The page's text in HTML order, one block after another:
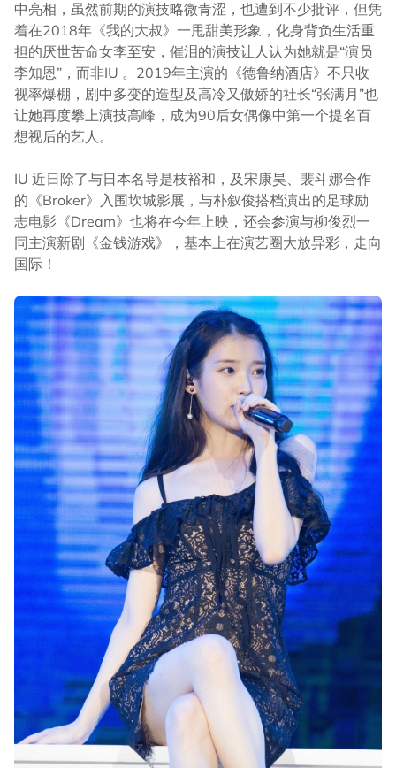
中亮相，虽然前期的演技略微青涩，也遭到不少批评，但凭
着在2018年《我的大叔》一甩甜美形象，化身背负生活重
担的厌世苦命女李至安，催泪的演技让人认为她就是“演员
李知恩”，而非IU 。2019年主演的《德鲁纳酒店》不只收
视率爆棚，剧中多变的造型及高冷又傲娇的社长“张满月”也
让她再度攀上演技高峰，成为90后女偶像中第一个提名百
想视后的艺人。
IU 近日除了与日本名导是枝裕和，及宋康昊、裴斗娜合作
的《Broker》入围坎城影展，与朴叙俊搭档演出的足球励
志电影《Dream》也将在今年上映，还会参演与柳俊烈一
同主演新剧《金钱游戏》，基本上在演艺圈大放异彩，走向
国际！